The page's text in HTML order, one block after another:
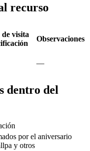
recurso
visita
Observaciones
—
dentro del
por el aniversario
y otros